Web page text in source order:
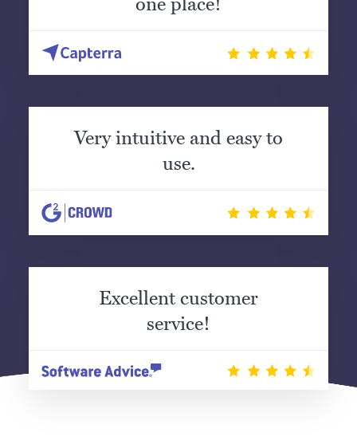
Very intuitive and easy to
use.
Excellent customer
service!